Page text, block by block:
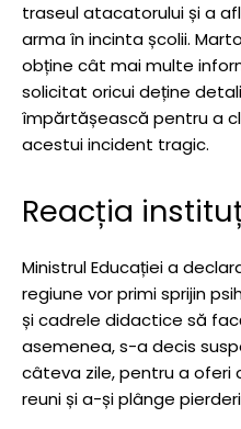
traseul atacatorului și a
arma în incinta școlii.
obține cât mai multe
solicitat oricui deține
împărtășească pentru a
acestui incident tragic.
Reacția
Ministrul Educației a
regiune vor primi sprijin
și cadrele didactice să
asemenea, s-a decis
câteva zile, pentru a oferi
reuni și a-și plânge